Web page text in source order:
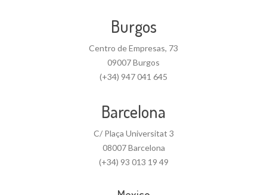
Burgos
Centro de Empresas, 73
09007 Burgos
(+34) 947 041 645
Barcelona
C/ Plaça Universitat 3
08007 Barcelona
(+34) 93 013 19 49